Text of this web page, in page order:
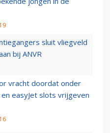
sluit vliegveld
bij ANVR
vracht doordat onder
easyJet slots vrijgeven